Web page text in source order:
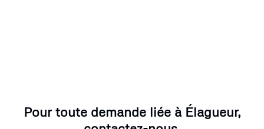
Pour toute demande liée à Élagueur,